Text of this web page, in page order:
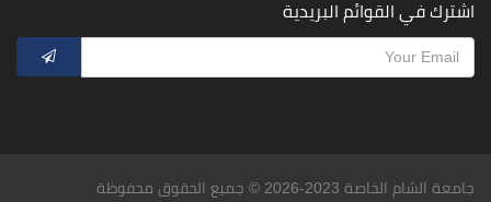
اشترك في القوائم البريدية
جامعة الشام الخاصة 2023-2026 © جميع الحقوق محفوظة